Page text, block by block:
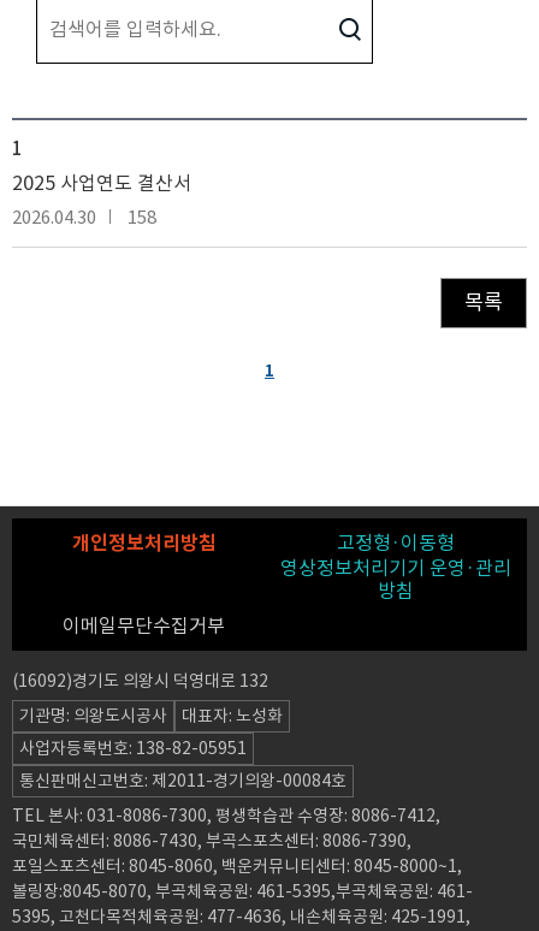
1
2025 사업연도 결산서
2026.04.30 158
목록
1
개인정보처리방침 고정형·이동형
영상정보처리기기 운영·관리
방침
이메일무단수집거부
(16092)경기도 의왕시 덕영대로 132
기관명: 의왕도시공사
대표자: 노성화
사업자등록번호: 138-82-05951
통신판매신고번호: 제2011-경기의왕-00084호
TEL 본사: 031-8086-7300, 평생학습관 수영장: 8086-7412,
국민체육센터: 8086-7430, 부곡스포츠센터: 8086-7390,
포일스포츠센터: 8045-8060, 백운커뮤니티센터: 8045-8000~1,
볼링장:8045-8070, 부곡체육공원: 461-5395,부곡체육공원: 461-
5395, 고천다목적체육공원: 477-4636, 내손체육공원: 425-1991,